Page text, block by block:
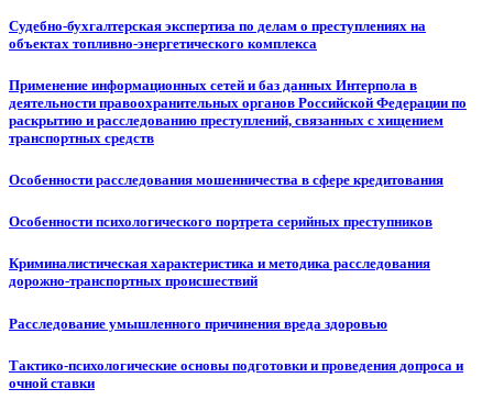
Судебно-бухгалтерская экспертиза по делам о преступлениях на
объектах топливно-энергетического комплекса
Применение информационных сетей и баз данных Интерпола в
деятельности правоохранительных органов Российской Федерации по
раскрытию и расследованию преступлений, связанных с хищением
транспортных средств
Особенности расследования мошенничества в сфере кредитования
Особенности психологического портрета серийных преступников
Криминалистическая характеристика и методика расследования
дорожно-транспортных происшествий
Расследование умышленного причинения вреда здоровью
Тактико-психологические основы подготовки и проведения допроса и
очной ставки